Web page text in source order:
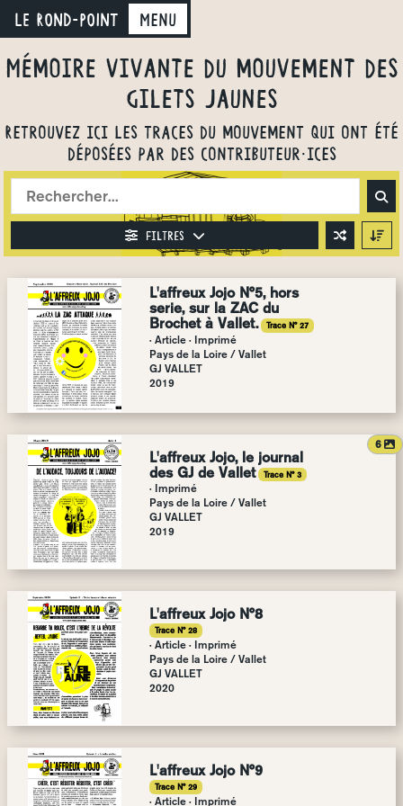
LE ROND-POINT Menu
Mémoire vivante du mouvement des
gilets jaunes
Retrouvez ici les traces du mouvement qui ont été
déposées par des contributeur·ices
Filtres
L'affreux Jojo N°5, hors
serie, sur la ZAC du
Brochet à Vallet.
Trace N° 27
· Article · Imprimé
Pays de la Loire / Vallet
GJ VALLET
2019
6
L'affreux Jojo, le journal
des GJ de Vallet
Trace N° 3
· Imprimé
Pays de la Loire / Vallet
GJ VALLET
2019
L'affreux Jojo N°8
Trace N° 28
· Article · Imprimé
Pays de la Loire / Vallet
GJ VALLET
2020
L'affreux Jojo N°9
Trace N° 29
· Article · Imprimé